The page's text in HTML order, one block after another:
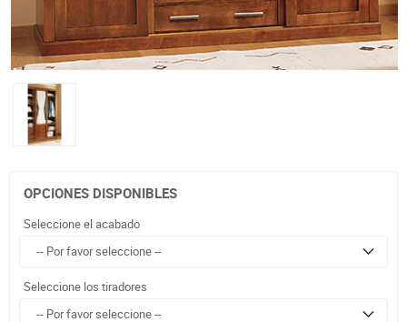
OPCIONES DISPONIBLES
Seleccione el acabado
Seleccione los tiradores